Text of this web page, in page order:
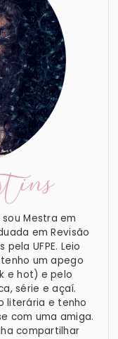
Mestra em
em Revisão
UFPE. Leio
um apego
e hot) e pelo
série e açaí.
literária e tenho
com uma amiga.
compartilhar